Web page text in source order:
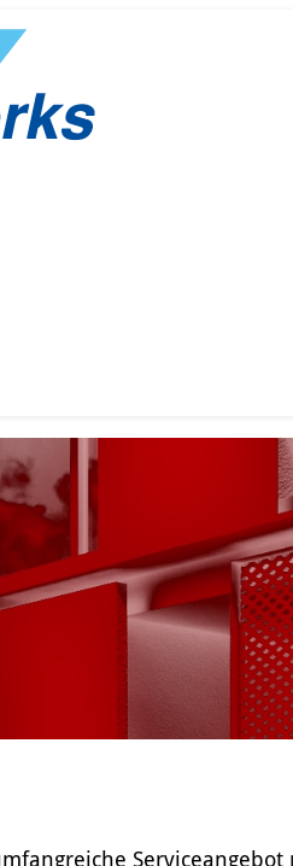
Serviceangebot